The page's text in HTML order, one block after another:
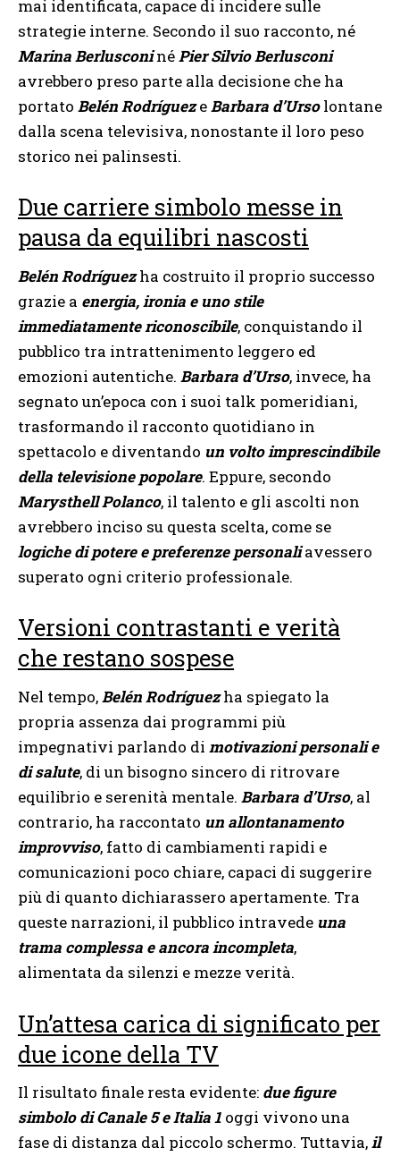
mai identificata, capace di incidere sulle
strategie interne. Secondo il suo racconto, né
Marina BerlusconinéPier Silvio Berlusconi
avrebbero preso parte alla decisione che ha
portato Belén RodríguezeBarbara d’Ursolontane
dalla scena televisiva, nonostante il loro peso
storico nei palinsesti.
Due carriere simbolo messe in
pausa da equilibri nascosti
Belén Rodríguezha costruito il proprio successo
grazie a energia, ironia e uno stile
immediatamente riconoscibile, conquistando il
pubblico tra intrattenimento leggero ed
emozioni autentiche. Barbara d’Urso, invece, ha
segnato un’epoca con i suoi talk pomeridiani,
trasformando il racconto quotidiano in
spettacolo e diventando un volto imprescindibile
della televisione popolare. Eppure, secondo
Marysthell Polanco, il talento e gli ascolti non
avrebbero inciso su questa scelta, come se
logiche di potere e preferenze personaliavessero
superato ogni criterio professionale.
Versioni contrastanti e verità
che restano sospese
Nel tempo,Belén Rodríguezha spiegato la
propria assenza dai programmi più
impegnativi parlando di motivazioni personali e
di salute, di un bisogno sincero di ritrovare
equilibrio e serenità mentale. Barbara d’Urso, al
contrario, ha raccontato un allontanamento
improvviso, fatto di cambiamenti rapidi e
comunicazioni poco chiare, capaci di suggerire
più di quanto dichiarassero apertamente. Tra
queste narrazioni, il pubblico intravede una
trama complessa e ancora incompleta,
alimentata da silenzi e mezze verità.
Un’attesa carica di significato per
due icone della TV
Il risultato finale resta evidente: due figure
simbolo di Canale 5 e Italia 1 oggi vivono una
fase di distanza dal piccolo schermo. Tuttavia,il